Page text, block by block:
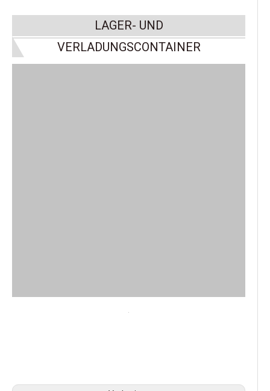
LAGER- UND
VERLADUNGSCONTAINER